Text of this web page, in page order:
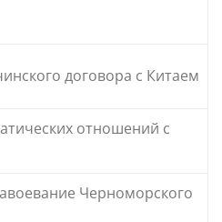
договора с Китаем
отношений с
Черноморского